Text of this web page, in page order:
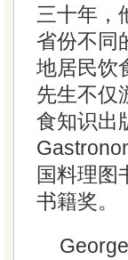
三十年，
省份不同
地居民饮
先生不仅
食知识出
国料理图
书籍奖。